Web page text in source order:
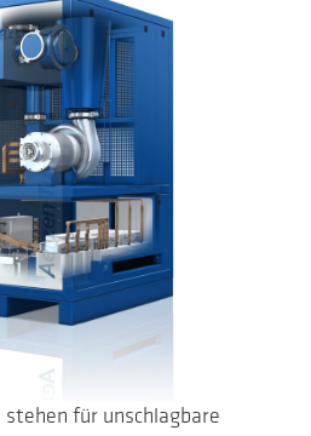
stehen für unschlagbare